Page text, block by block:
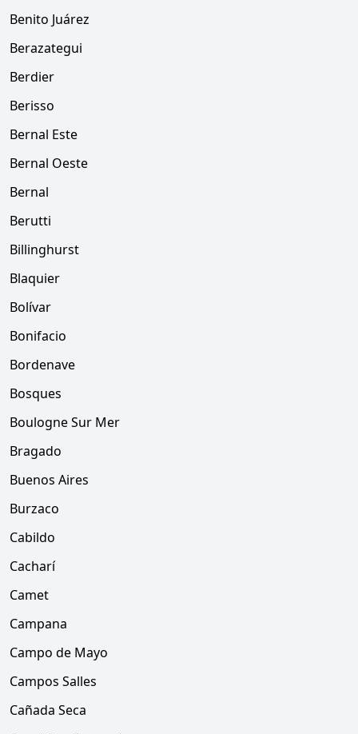
Benito Juárez
Berazategui
Berdier
Berisso
Bernal Este
Bernal Oeste
Bernal
Berutti
Billinghurst
Blaquier
Bolívar
Bonifacio
Bordenave
Bosques
Boulogne Sur Mer
Bragado
Buenos Aires
Burzaco
Cabildo
Cacharí
Camet
Campana
Campo de Mayo
Campos Salles
Cañada Seca